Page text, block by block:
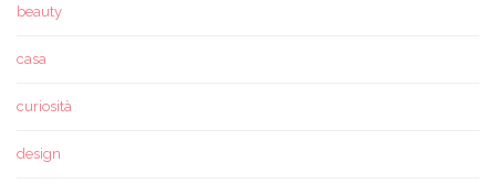
beauty
casa
curiosità
design